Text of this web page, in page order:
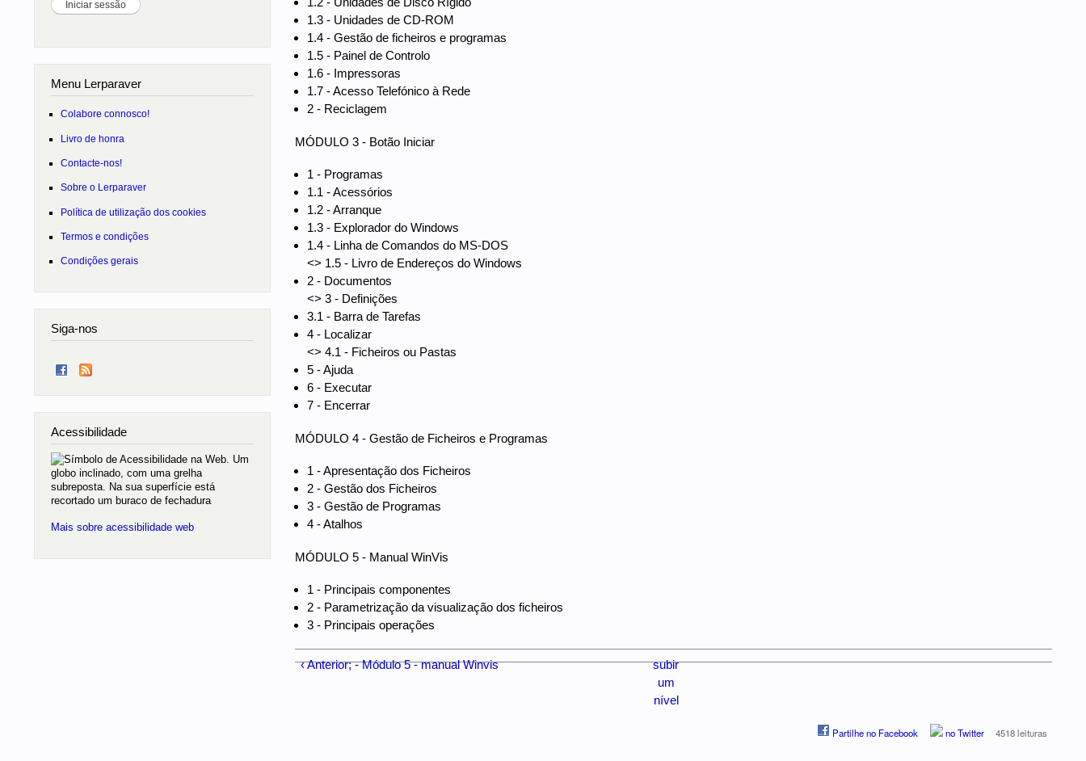
1.3 - Unidades de CD-ROM
1.4 - Gestão de ficheiros e programas
1.5 - Painel de Controlo
1.6 - Impressoras
1.7 - Acesso Telefónico à Rede
2 - Reciclagem
MÓDULO 3 - Botão Iniciar
1 - Programas
1.1 - Acessórios
1.2 - Arranque
1.3 - Explorador do Windows
1.4 - Linha de Comandos do MS-DOS
<> 1.5 - Livro de Endereços do Windows
2 - Documentos
<> 3 - Definições
3.1 - Barra de Tarefas
4 - Localizar
<> 4.1 - Ficheiros ou Pastas
5 - Ajuda
6 - Executar
7 - Encerrar
MÓDULO 4 - Gestão de Ficheiros e Programas
1 - Apresentação dos Ficheiros
2 - Gestão dos Ficheiros
3 - Gestão de Programas
4 - Atalhos
MÓDULO 5 - Manual WinVis
1 - Principais componentes
2 - Parametrização da visualização dos ficheiros
3 - Principais operações
‹ Anterior; - Módulo 5 - manual Winvis
subir
um
nível
Partilhe no Facebook no Twitter 4518 leituras
Menu Lerparaver
Colabore connosco!
Livro de honra
Contacte-nos!
Sobre o Lerparaver
Política de utilização dos cookies
Termos e condições
Condições gerais
Siga-nos
Acessibilidade
Mais sobre acessibilidade web